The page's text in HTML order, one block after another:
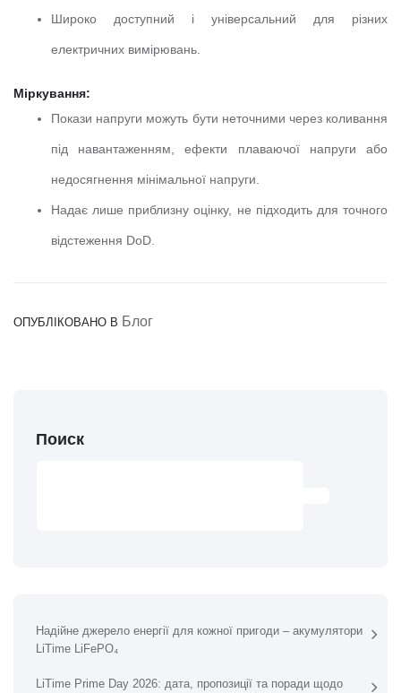
Широко доступний і універсальний для різних
електричних вимірювань.
Міркування:
Покази напруги можуть бути неточними через коливання
під навантаженням, ефекти плаваючої напруги або
недосягнення мінімальної напруги.
Надає лише приблизну оцінку, не підходить для точного
відстеження DoD.
ОПУБЛІКОВАНО В Блог
Поиск
Надійне джерело енергії для кожної пригоди – акумулятори
LiTime LiFePO₄
LiTime Prime Day 2026: дата, пропозиції та поради щодо